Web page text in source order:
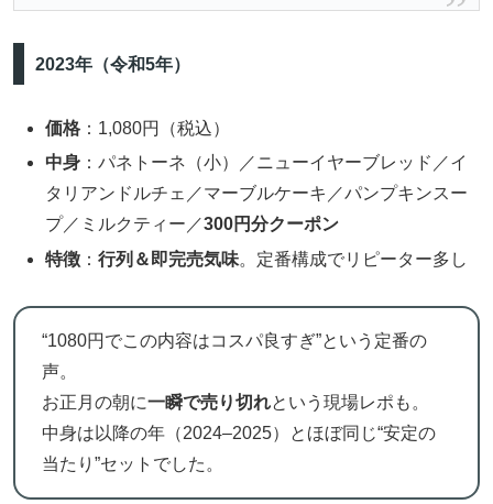
2023年（令和5年）
価格 ：1,080円（税込）
中身 ：パネトーネ（小）／ニューイヤーブレッド／イ
タリアンドルチェ／マーブルケーキ／パンプキンスー
プ／ミルクティー／300円分クーポン
特徴 ：行列＆即完売気味。定番構成でリピーター多し
“1080円でこの内容はコスパ良すぎ”という定番の
声。
お正月の朝に一瞬で売り切れという現場レポも。
中身は以降の年（2024–2025）とほぼ同じ“安定の
当たり”セットでした。